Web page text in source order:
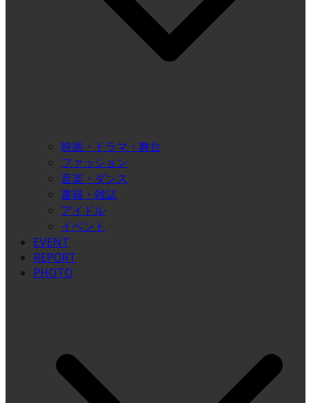
映画・ドラマ・舞台
ファッション
音楽・ダンス
書籍・雑誌
アイドル
イベント
EVENT
REPORT
PHOTO